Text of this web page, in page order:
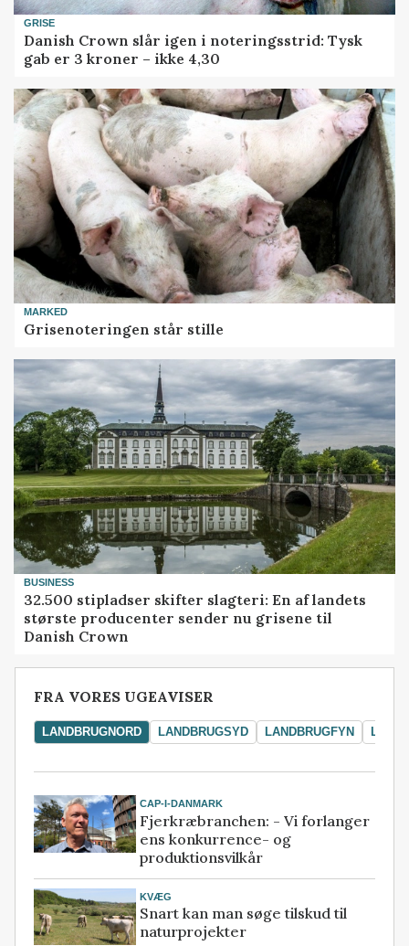
GRISE
Danish Crown slår igen i noteringsstrid: Tysk
gab er 3 kroner – ikke 4,30
MARKED
Grisenoteringen står stille
BUSINESS
32.500 stipladser skifter slagteri: En af landets
største producenter sender nu grisene til
Danish Crown
FRA VORES UGEAVISER
LANDBRUGNORD LANDBRUGSYD LANDBRUGFYN
CAP-I-DANMARK
Fjerkræbranchen: - Vi forlanger
ens konkurrence- og
produktionsvilkår
KVÆG
Snart kan man søge tilskud til
naturprojekter